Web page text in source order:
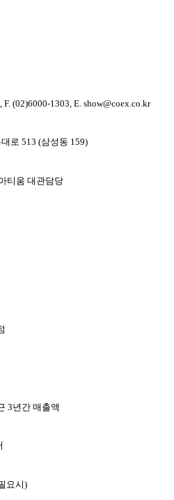
(02)6000-1303, E. show@coex.co.kr
로 513 (삼성동 159)
티움 대관담당
3년간 매출액
요시)